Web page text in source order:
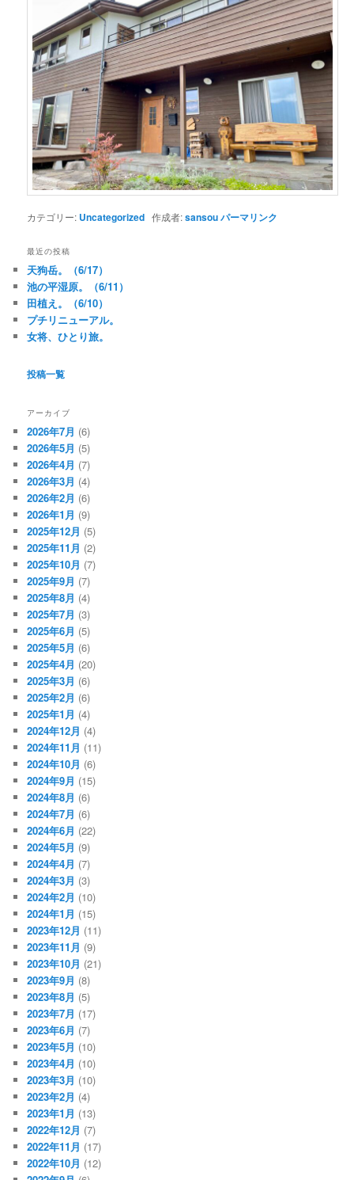
カテゴリー: Uncategorized 作成者:sansouパーマリンク
最近の投稿
天狗岳。（6/17）
池の平湿原。（6/11）
田植え。（6/10）
プチリニューアル。
女将、ひとり旅。
投稿一覧
アーカイブ
2026年7月 (6)
2026年5月 (5)
2026年4月 (7)
2026年3月 (4)
2026年2月 (6)
2026年1月 (9)
2025年12月 (5)
2025年11月 (2)
2025年10月 (7)
2025年9月 (7)
2025年8月 (4)
2025年7月 (3)
2025年6月 (5)
2025年5月 (6)
2025年4月 (20)
2025年3月 (6)
2025年2月 (6)
2025年1月 (4)
2024年12月 (4)
2024年11月 (11)
2024年10月 (6)
2024年9月 (15)
2024年8月 (6)
2024年7月 (6)
2024年6月 (22)
2024年5月 (9)
2024年4月 (7)
2024年3月 (3)
2024年2月 (10)
2024年1月 (15)
2023年12月 (11)
2023年11月 (9)
2023年10月 (21)
2023年9月 (8)
2023年8月 (5)
2023年7月 (17)
2023年6月 (7)
2023年5月 (10)
2023年4月 (10)
2023年3月 (10)
2023年2月 (4)
2023年1月 (13)
2022年12月 (7)
2022年11月 (17)
2022年10月 (12)